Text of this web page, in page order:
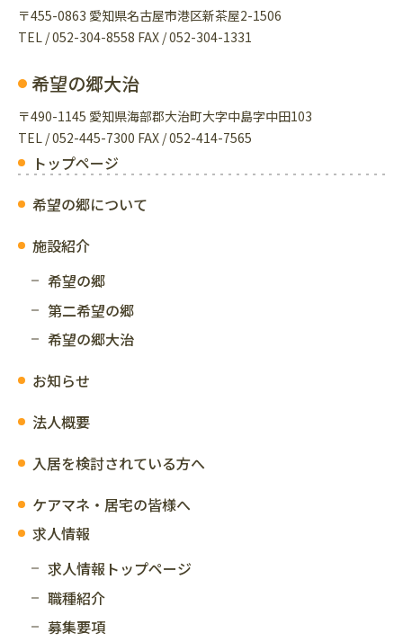
〒455-0863 愛知県名古屋市港区新茶屋2-1506
TEL / 052-304-8558 FAX / 052-304-1331
希望の郷大治
〒490-1145 愛知県海部郡大治町大字中島字中田103
TEL / 052-445-7300 FAX / 052-414-7565
トップページ
希望の郷について
施設紹介
希望の郷
第二希望の郷
希望の郷大治
お知らせ
法人概要
入居を検討されている方へ
ケアマネ・居宅の皆様へ
求人情報
求人情報トップページ
職種紹介
募集要項